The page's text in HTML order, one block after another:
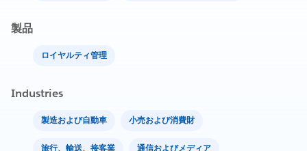
製品
ロイヤルティ管理
Industries
製造および自動車 小売および消費財
旅行、輸送、接客業 通信およびメディア